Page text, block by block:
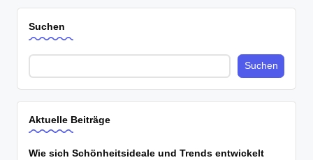
Suchen
Suchen
Aktuelle Beiträge
Wie sich Schönheitsideale und Trends entwickelt